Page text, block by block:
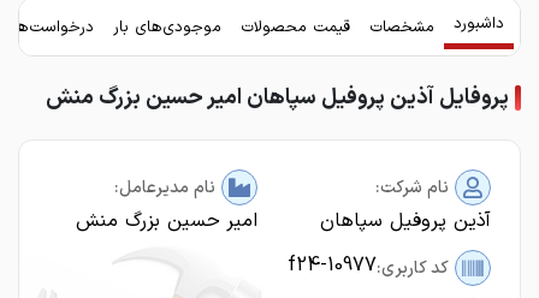
داشبورد مشخصات قیمت محصولات موجودی‌های بار
پروفایل آذین پروفیل سپاهان امیر حسین بزرگ منش
نام شرکت:
آذین پروفیل سپاهان
نام مدیرعامل:
امیر حسین بزرگ منش
کد کاربری:f24-10977